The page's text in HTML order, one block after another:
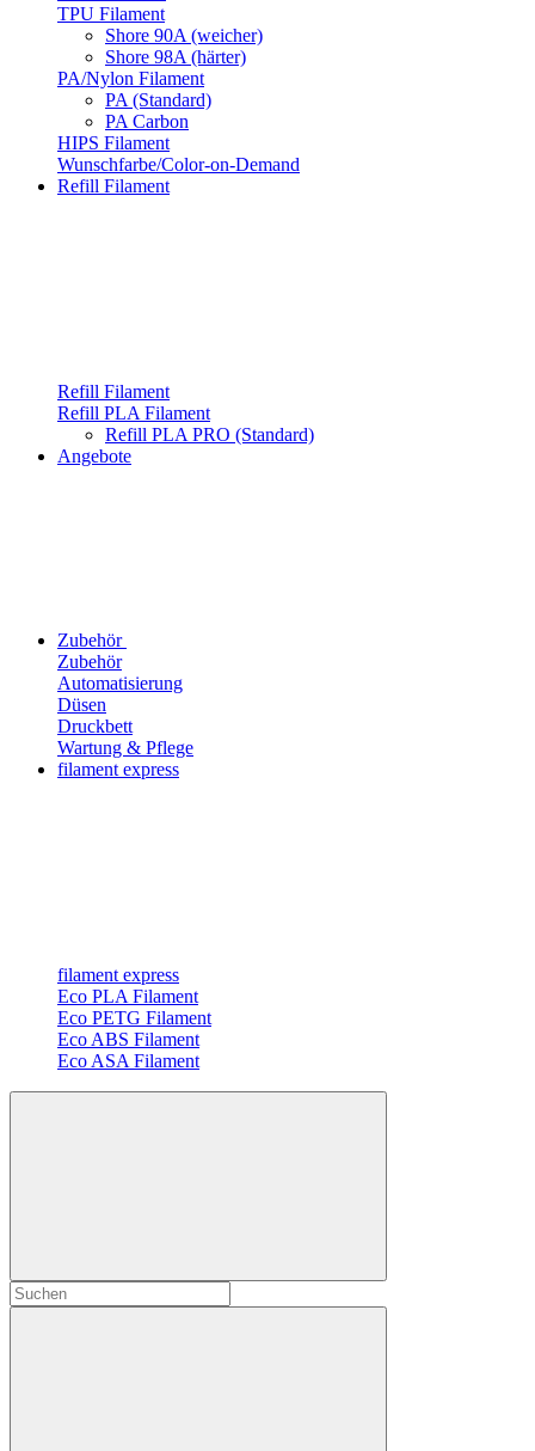
TPU Filament
Shore 90A (weicher)
Shore 98A (härter)
PA/Nylon Filament
PA (Standard)
PA Carbon
HIPS Filament
Wunschfarbe/Color-on-Demand
Refill Filament
Refill Filament
Refill PLA Filament
Refill PLA PRO (Standard)
Angebote
Zubehör
Zubehör
Automatisierung
Düsen
Druckbett
Wartung & Pflege
filament express
filament express
Eco PLA Filament
Eco PETG Filament
Eco ABS Filament
Eco ASA Filament